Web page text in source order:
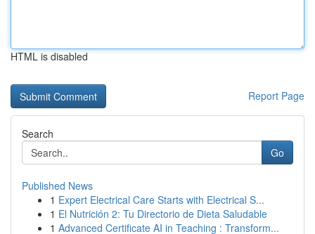
HTML is disabled
Report Page
Search
Go
Published News
1 Expert Electrical Care Starts with Electrical S...
1 El Nutrición 2: Tu Directorio de Dieta Saludable
1 Advanced Certificate AI in Teaching : Transform...